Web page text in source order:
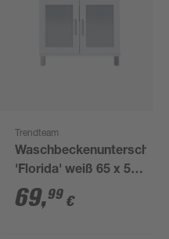
Trendteam
'Florida' weiß 65 x 56
x 33 cm
69,99 €